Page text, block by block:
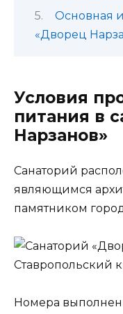
Основная
«Дворец
Условия
питания в
Нарзанов»
Санаторий
являющимся
памятником
Номера